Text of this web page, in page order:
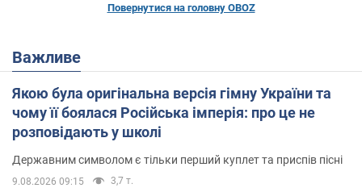
Повернутися на головну OBOZ
Важливе
Якою була оригінальна версія гімну України та
чому її боялася Російська імперія: про це не
розповідають у школі
Державним символом є тільки перший куплет та приспів пісні
9.08.2026 09:15 3,7 т.